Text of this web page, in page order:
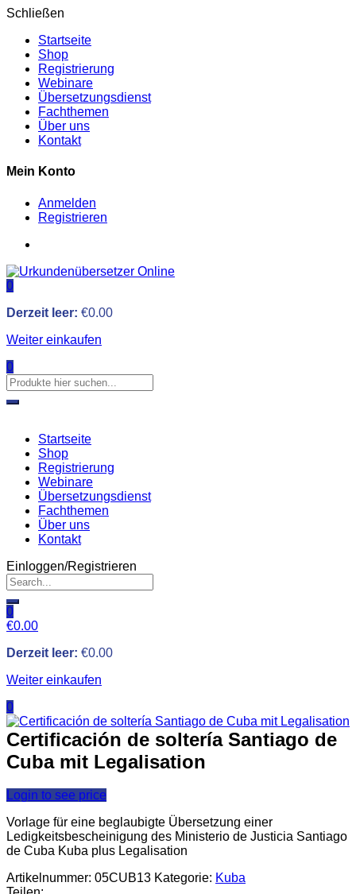
Schließen
Startseite
Shop
Registrierung
Webinare
Übersetzungsdienst
Fachthemen
Über uns
Kontakt
Mein Konto
Anmelden
Registrieren
0
Derzeit leer: €0.00
Weiter einkaufen
0
Startseite
Shop
Registrierung
Webinare
Übersetzungsdienst
Fachthemen
Über uns
Kontakt
Einloggen/Registrieren
0
€0.00
Derzeit leer: €0.00
Weiter einkaufen
0
Certificación de soltería Santiago de
Cuba mit Legalisation
Login to see price
Vorlage für eine beglaubigte Übersetzung einer
Ledigkeitsbescheinigung des Ministerio de Justicia Santiago
de Cuba Kuba plus Legalisation
Artikelnummer: 05CUB13 Kategorie: Kuba